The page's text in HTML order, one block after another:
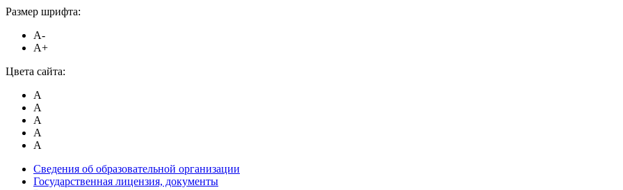
Размер шрифта:
A-
A+
Цвета сайта:
A
A
A
A
A
Сведения об образовательной организации
Государственная лицензия, документы